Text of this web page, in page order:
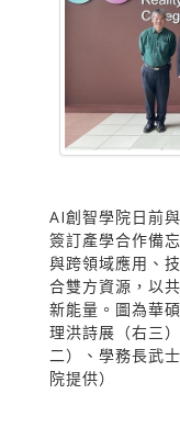
AI創智學院日前
簽訂產學合作備
與跨領域應用、
合雙方資源，以
新能量。圖為華
理洪詩展（右三
二）、學務長武
院提供）